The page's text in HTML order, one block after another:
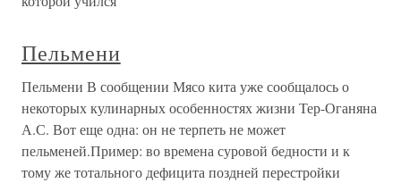
Пельмени
Пельмени В сообщении Мясо кита уже сообщалось о
некоторых кулинарных особенностях жизни Тер-Оганяна
А.С. Вот еще одна: он не терпеть не может
пельменей.Пример: во времена суровой бедности и к
тому же тотального дефицита поздней перестройки